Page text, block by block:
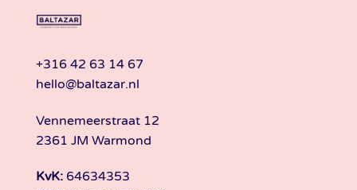
+316 42 63 14 67
hello@baltazar.nl
Vennemeerstraat 12
2361 JM Warmond
KvK: 64634353